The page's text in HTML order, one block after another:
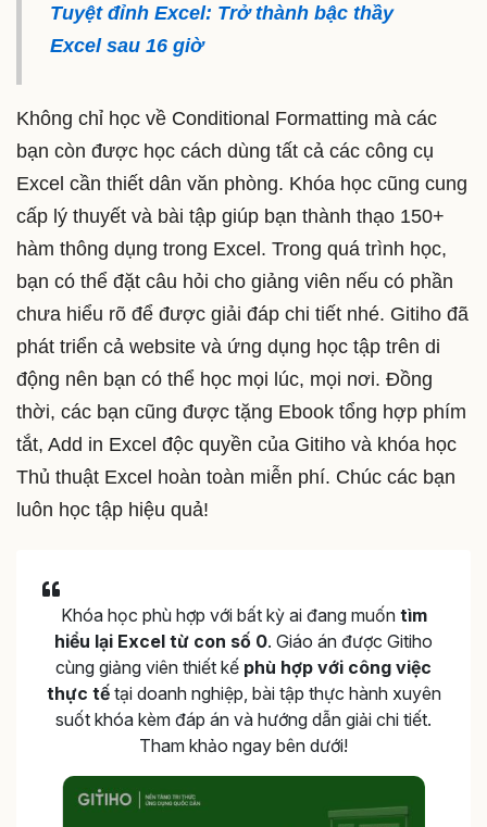
Tuyệt đỉnh Excel: Trở thành bậc thầy
Excel sau 16 giờ
Không chỉ học về Conditional Formatting mà các
bạn còn được học cách dùng tất cả các công cụ
Excel cần thiết dân văn phòng. Khóa học cũng cung
cấp lý thuyết và bài tập giúp bạn thành thạo 150+
hàm thông dụng trong Excel. Trong quá trình học,
bạn có thể đặt câu hỏi cho giảng viên nếu có phần
chưa hiểu rõ để được giải đáp chi tiết nhé. Gitiho đã
phát triển cả website và ứng dụng học tập trên di
động nên bạn có thể học mọi lúc, mọi nơi. Đồng
thời, các bạn cũng được tặng Ebook tổng hợp phím
tắt, Add in Excel độc quyền của Gitiho và khóa học
Thủ thuật Excel hoàn toàn miễn phí. Chúc các bạn
luôn học tập hiệu quả!
Khóa học phù hợp với bất kỳ ai đang muốn tìm
hiểu lại Excel từ con số 0. Giáo án được Gitiho
cùng giảng viên thiết kế phù hợp với công việc
thực tếtại doanh nghiệp, bài tập thực hành xuyên
suốt khóa kèm đáp án và hướng dẫn giải chi tiết.
Tham khảo ngay bên dưới!